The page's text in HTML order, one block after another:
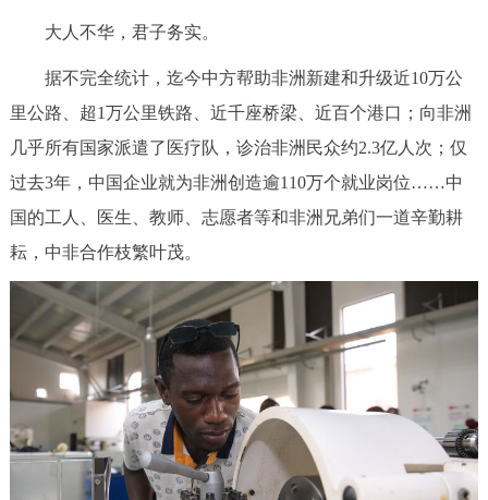
大人不华，君子务实。
据不完全统计，迄今中方帮助非洲新建和升级近10万公
里公路、超1万公里铁路、近千座桥梁、近百个港口；向非洲
几乎所有国家派遣了医疗队，诊治非洲民众约2.3亿人次；仅
过去3年，中国企业就为非洲创造逾110万个就业岗位……中
国的工人、医生、教师、志愿者等和非洲兄弟们一道辛勤耕
耘，中非合作枝繁叶茂。